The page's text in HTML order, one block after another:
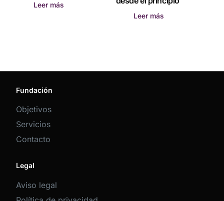
Leer más
Leer más
Fundación
Objetivos
Servicios
Contacto
Legal
Aviso legal